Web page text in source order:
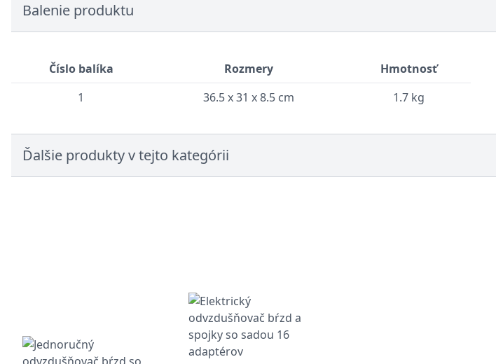
Balenie produktu
Číslo balíka Rozmery
Hmotnosť
1
36.5 x 31 x 8.5 cm 1.7 kg
Ďalšie produkty v tejto kategórii